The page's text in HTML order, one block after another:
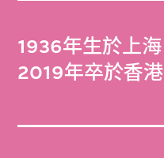
1936年生於上海
2019年卒於香港